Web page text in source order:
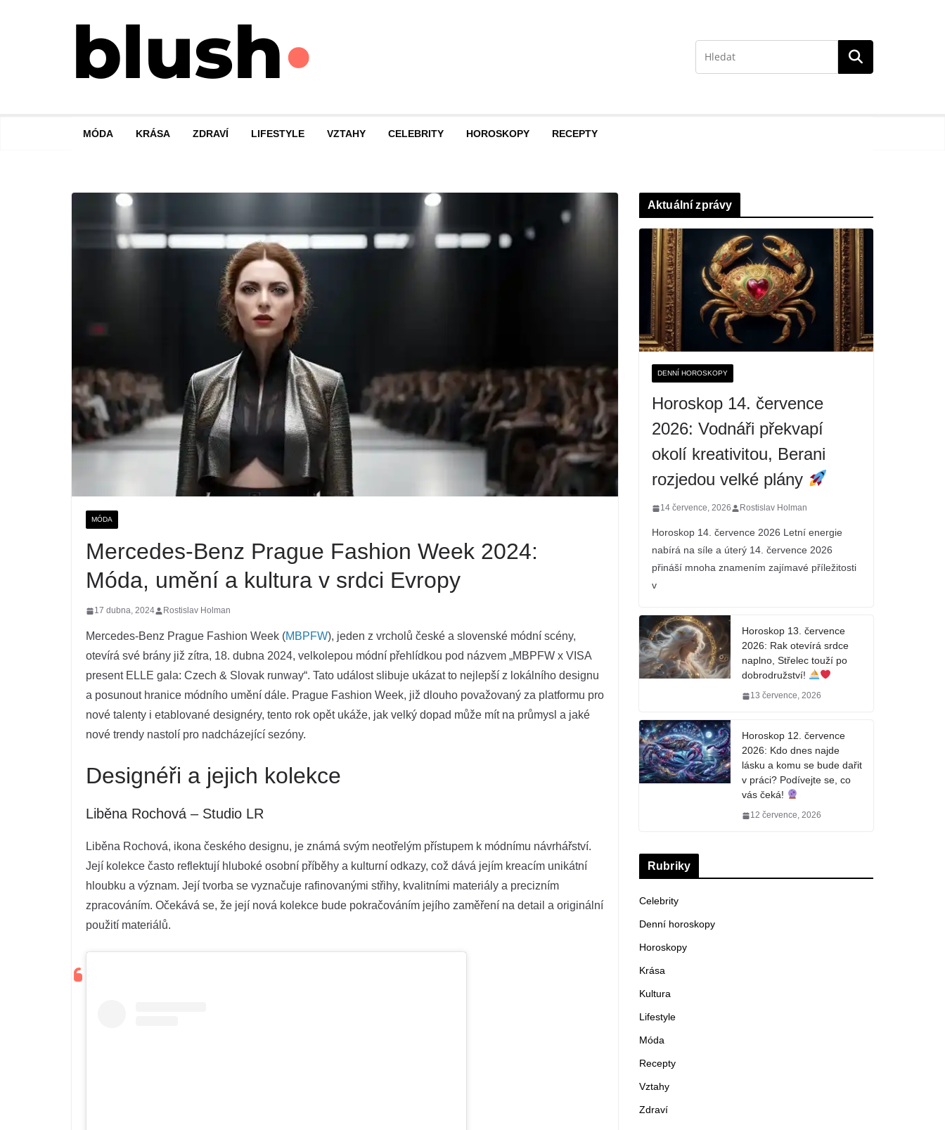
MÓDA KRÁSA ZDRAVÍ LIFESTYLE VZTAHY CELEBRITY HOROSKOPY RECEPTY
MÓDA
Mercedes-Benz Prague Fashion Week 2024:
Móda, umění a kultura v srdci Evropy
17 dubna, 2024 Rostislav Holman
Mercedes-Benz Prague Fashion Week (MBPFW), jeden z vrcholů české a slovenské módní scény,
otevírá své brány již zítra, 18. dubna 2024, velkolepou módní přehlídkou pod názvem „MBPFW x VISA
present ELLE gala: Czech & Slovak runway“. Tato událost slibuje ukázat to nejlepší z lokálního designu
a posunout hranice módního umění dále. Prague Fashion Week, již dlouho považovaný za platformu pro
nové talenty i etablované designéry, tento rok opět ukáže, jak velký dopad může mít na průmysl a jaké
nové trendy nastolí pro nadcházející sezóny.
Designéři a jejich kolekce
Liběna Rochová – Studio LR
Liběna Rochová, ikona českého designu, je známá svým neotřelým přístupem k módnímu návrhářství.
Její kolekce často reflektují hluboké osobní příběhy a kulturní odkazy, což dává jejím kreacím unikátní
hloubku a význam. Její tvorba se vyznačuje rafinovanými střihy, kvalitními materiály a precizním
zpracováním. Očekává se, že její nová kolekce bude pokračováním jejího zaměření na detail a originální
použití materiálů.
Aktuální zprávy
DENNÍ HOROSKOPY
Horoskop 14. července
2026: Vodnáři překvapí
okolí kreativitou, Berani
rozjedou velké plány
14 července, 2026 Rostislav Holman
Horoskop 14. července 2026 Letní energie
nabírá na síle a úterý 14. července 2026
přináší mnoha znamením zajímavé příležitosti
v
Horoskop 13. července
2026: Rak otevírá srdce
naplno, Střelec touží po
dobrodružství!
13 července, 2026
Horoskop 12. července
2026: Kdo dnes najde
lásku a komu se bude dařit
v práci? Podívejte se, co
vás čeká!
12 července, 2026
Rubriky
Celebrity
Denní horoskopy
Horoskopy
Krása
Kultura
Lifestyle
Móda
Recepty
Vztahy
Zdraví